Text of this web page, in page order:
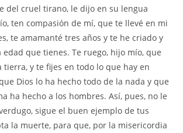
del cruel tirano, le dijo en su lengua
ten compasión de mí, que te llevé en mi
te amamanté tres años y te he criado y
edad que tienes. Te ruego, hijo mío, que
tierra, y te fijes en todo lo que hay en
Dios lo ha hecho todo de la nada y que
ha hecho a los hombres. Así, pues, no le
sigue el buen ejemplo de tus
la muerte, para que, por la misericordia